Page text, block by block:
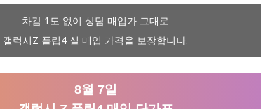
차감 1도 없이 상담 매입가 그대로
갤럭시Z 플립4 실 매입 가격을 보장합니다.
8월 7일